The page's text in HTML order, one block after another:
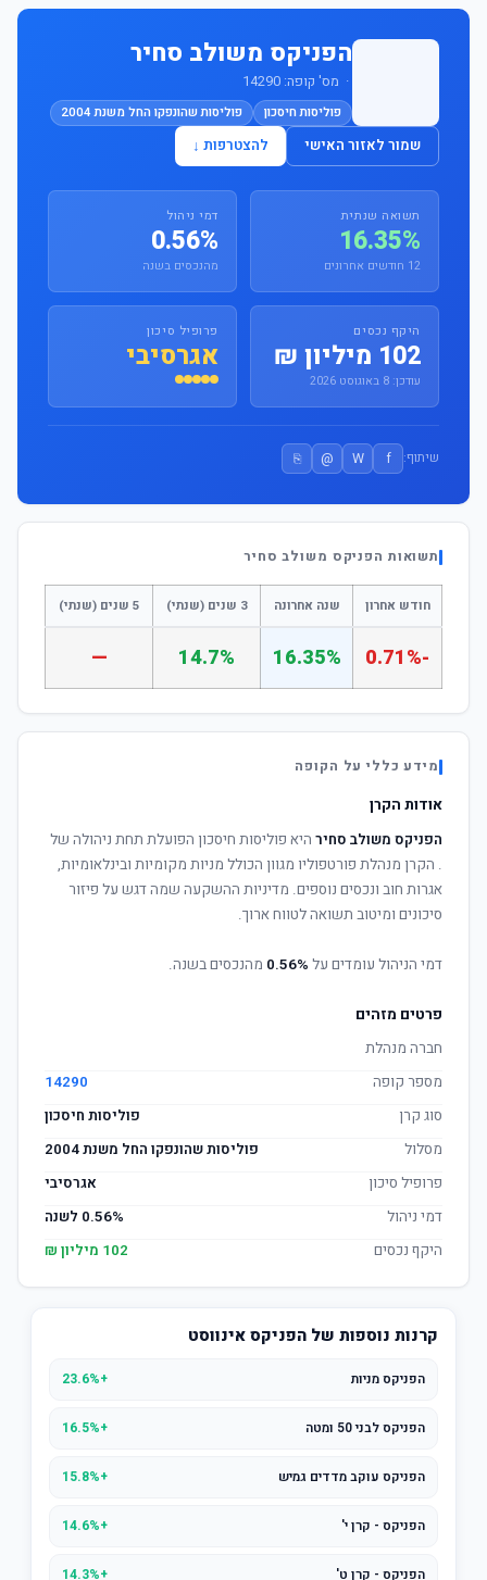
הפניקס משולב סחיר
· מס' קופה: 14290
פוליסות חיסכון פוליסות שהונפקו החל משנת 2004
שמור לאזור האישי להצטרפות ↓
תשואה שנתית
16.35%
12 חודשים אחרונים
דמי ניהול
0.56%
מהנכסים בשנה
היקף נכסים
102 מיליון ₪
עודכן: 8 באוגוסט 2026
פרופיל סיכון
אגרסיבי
שיתוף: f
W
@
⎘
תשואות הפניקס משולב סחיר
חודש אחרון שנה אחרונה 3 שנים (שנתי) 5 שנים (שנתי)
-0.71%
16.35%
14.7%
—
מידע כללי על הקופה
אודות הקרן
הפניקס משולב סחיר היא פוליסות חיסכון הפועלת תחת ניהולה של
. הקרן מנהלת פורטפוליו מגוון הכולל מניות מקומיות ובינלאומיות,
אגרות חוב ונכסים נוספים. מדיניות ההשקעה שמה דגש על פיזור
סיכונים ומיטוב תשואה לטווח ארוך.
דמי הניהול עומדים על 0.56% מהנכסים בשנה.
פרטים מזהים
חברה מנהלת
מספר קופה
14290
סוג קרן
פוליסות חיסכון
מסלול
פוליסות שהונפקו החל משנת 2004
פרופיל סיכון
אגרסיבי
דמי ניהול
0.56% לשנה
היקף נכסים
102 מיליון ₪
קרנות נוספות של הפניקס אינווסט
הפניקס מניות +23.6%
הפניקס לבני 50 ומטה +16.5%
הפניקס עוקב מדדים גמיש +15.8%
הפניקס - קרן י' +14.6%
הפניקס - קרן ט' +14.3%